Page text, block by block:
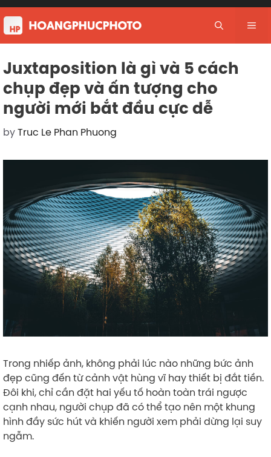
Skip
to
content
Juxtaposition là gì và 5 cách
chụp đẹp và ấn tượng cho
người mới bắt đầu cực dễ
byTruc Le Phan Phuong
Trong nhiếp ảnh, không phải lúc nào những bức ảnh
đẹp cũng đến từ cảnh vật hùng vĩ hay thiết bị đắt tiền.
Đôi khi, chỉ cần đặt hai yếu tố hoàn toàn trái ngược
cạnh nhau, người chụp đã có thể tạo nên một khung
hình đầy sức hút và khiến người xem phải dừng lại suy
ngẫm.